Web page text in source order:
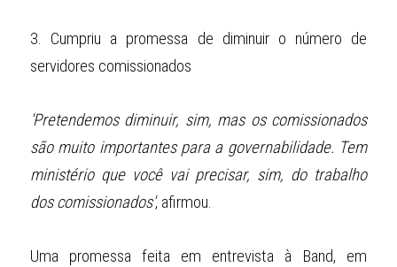
3. Cumpriu a promessa de diminuir o número de
servidores comissionados
'Pretendemos diminuir, sim, mas os comissionados
são muito importantes para a governabilidade. Tem
ministério que você vai precisar, sim, do trabalho
dos comissionados', afirmou.
Uma promessa feita em entrevista à Band, em